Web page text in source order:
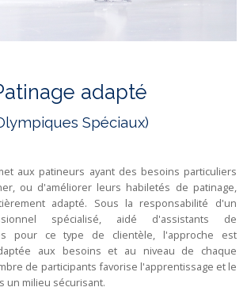
adapté
Spéciaux)
aux patineurs ayant des besoins particuliers
ou d'améliorer leurs habiletés de patinage,
adapté. Sous la responsabilité d'un
spécialisé, aidé d'assistants de
pour ce type de clientèle, l'approche est
aux besoins et au niveau de chaque
de participants favorise l'apprentissage et le
un milieu sécurisant.